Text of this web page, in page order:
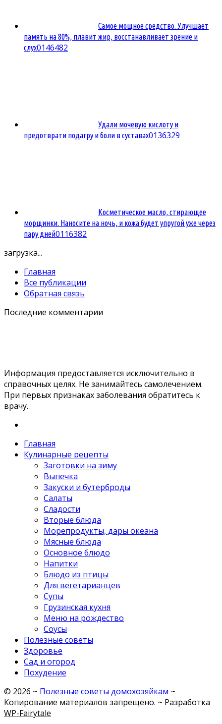
Самое мощное средство. Улучшает
память на 80%, плавит жир, восстанавливает зрение и
слух0146482
Удали мочевую кислоту и
предотврати подагру и боли в суставах0136329
Косметическое масло, стирающее
морщинки. Наносите на ночь, и кожа будет упругой уже через
пару дней0116382
загрузка...
Главная
Все публикации
Обратная связь
Последние комментарии
Информация предоставляется исключительно в
справочных целях. Не занимайтесь самолечением.
При первых признаках заболевания обратитесь к
врачу.
Главная
Кулинарные рецепты
Заготовки на зиму
Выпечка
Закуски и бутерброды
Салаты
Сладости
Вторые блюда
Морепродукты, дары океана
Мясные блюда
Основное блюдо
Напитки
Блюдо из птицы
Для вегетарианцев
Супы
Грузинская кухня
Меню на рождество
Соусы
Полезные советы
Здоровье
Сад и огород
Похудение
© 2026 ~ Полезные советы домохозяйкам ~
Копирование материалов запрещено. ~ Разработка
WP-Fairytale